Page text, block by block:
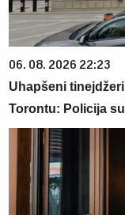
06. 08. 2026 22:23
Uhapšeni
Torontu: Policija